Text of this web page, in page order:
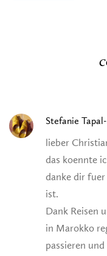
Stefanie
lieber
das koennte
danke dir
ist.
Dank Reisen
in Marokko
passieren